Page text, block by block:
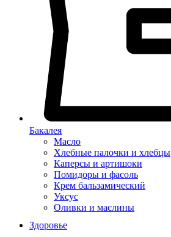
Бакалея
Масло
Хлебные палочки и хлебцы
Каперсы и артишоки
Помидоры и фасоль
Крем бальзамический
Уксус
Оливки и маслины
Здоровье